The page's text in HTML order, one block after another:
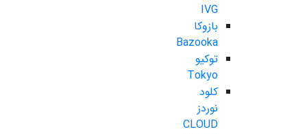
IVG
بازوکا
Bazooka
توکیو
Tokyo
کلود
نوردز
CLOUD